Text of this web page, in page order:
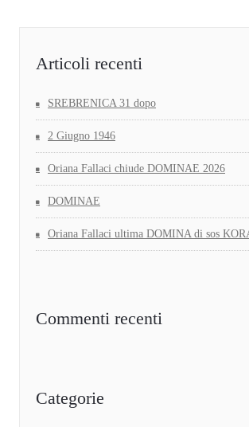
Articoli recenti
SREBRENICA 31 dopo
2 Giugno 1946
Oriana Fallaci chiude DOMINAE 2026
DOMINAE
Oriana Fallaci ultima DOMINA di sos
Commenti recenti
Categorie